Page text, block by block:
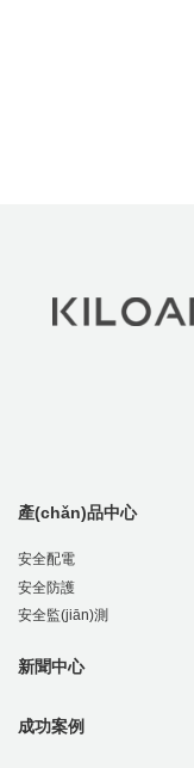
產(chǎn)品中心
安全配電
安全防護
安全監(jiān)測
新聞中心
成功案例